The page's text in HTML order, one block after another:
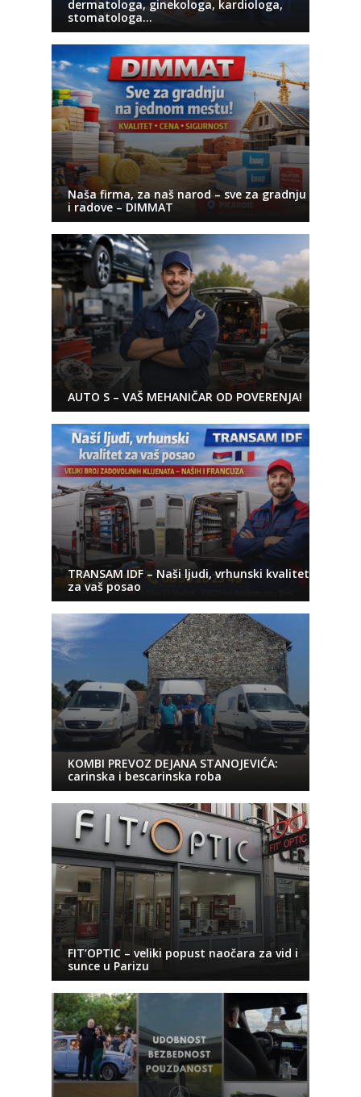
dermatologa, ginekologa, kardiologa,
stomatologa…
Naša firma, za naš narod – sve za gradnju
i radove – DIMMAT
AUTO S – VAŠ MEHANIČAR OD POVERENJA!
TRANSAM IDF – Naši ljudi, vrhunski kvalitet
za vaš posao
KOMBI PREVOZ DEJANA STANOJEVIĆA:
carinska i bescarinska roba
FIT’OPTIC – veliki popust naočara za vid i
sunce u Parizu